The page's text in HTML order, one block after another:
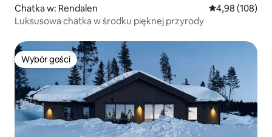
Chatka w: Rendalen Średnia
4,98 (108)
Luksusowa chatka w środku pięknej przyrody
Wybór gości
Wybór gości